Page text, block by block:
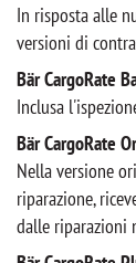
In risposta alle
versioni di
Bär CargoRate
Inclusa
Bär CargoRate
Nella versione
riparazione,
dalle riparazioni